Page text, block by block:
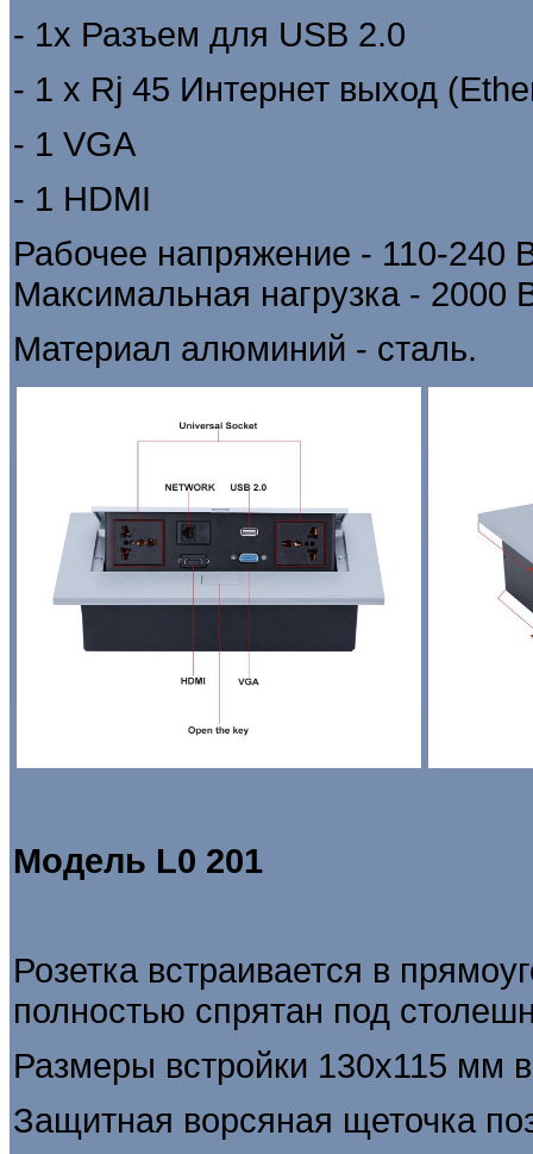
- 1х Разъем для USB 2.0
- 1 х Rj 45 Интернет выход
- 1 VGA
- 1 HDMI
Рабочее напряжение - 110-240
Максимальная нагрузка - 2000
Материал алюминий - сталь.
Модель L0 201
Розетка встраивается в
полностью спрятан под
Размеры встройки 130х115
Защитная ворсяная щеточка